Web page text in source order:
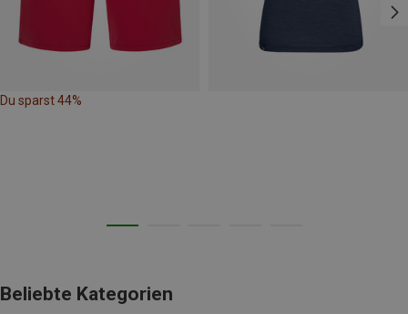
Du sparst 44%
Beliebte Kategorien